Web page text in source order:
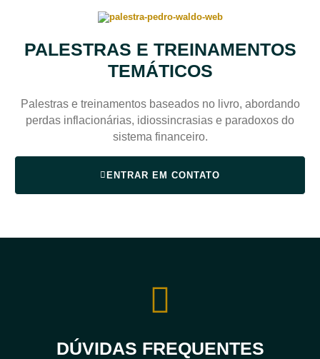
PALESTRAS E TREINAMENTOS
TEMÁTICOS
Palestras e treinamentos baseados no livro, abordando
perdas inflacionárias, idiossincrasias e paradoxos do
sistema financeiro.
ENTRAR EM CONTATO
DÚVIDAS FREQUENTES